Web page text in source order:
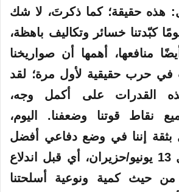
هذه حقيقة؛ كما ذكرتَ، لا شك
حرب الـ 12 يومًا كبّدتنا خسائر وتكاليف باهظة،
منافعها، أهمها أن صواريخنا
في حرب حقيقية لأول مرة؛ لقد
القدرات على أكمل وجه،
نقاط قوتنا وضعفنا. اليوم،
بثقة إننا في وضع دفاعي أفضل
مما كنا عليه قبل 13 يونيو/حزيران، أي قبل اندلاع
من حيث كمية ونوعية أسلحتنا